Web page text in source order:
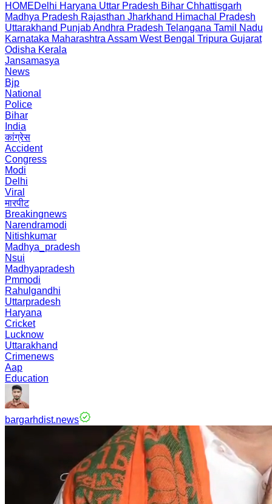
HOMEDelhi Haryana Uttar Pradesh Bihar Chhattisgarh
Madhya Pradesh Rajasthan Jharkhand Himachal Pradesh
Uttarakhand PunjabAndhra Pradesh Telangana Tamil Nadu
Karnataka Maharashtra Assam West Bengal Tripura Gujarat
Odisha Kerala
Jansamasya
News
Bjp
National
Police
Bihar
India
कांग्रेस
Accident
Congress
Modi
Delhi
Viral
मारपीट
Breakingnews
Narendramodi
Nitishkumar
Madhya_pradesh
Nsui
Madhyapradesh
Pmmodi
Rahulgandhi
Uttarpradesh
Haryana
Cricket
Lucknow
Uttarakhand
Crimenews
Aap
Education
bargarhdist.news